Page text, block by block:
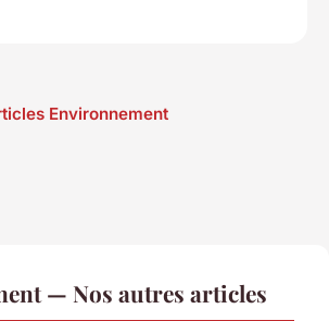
Environnement
— Nos autres articles